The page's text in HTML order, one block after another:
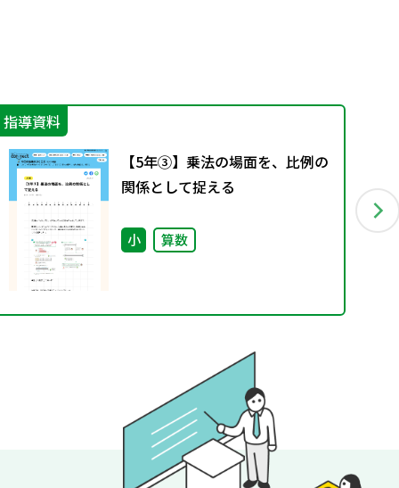
指導資料
【5年③】乗法の場面を、比例の
関係として捉える
小 算数